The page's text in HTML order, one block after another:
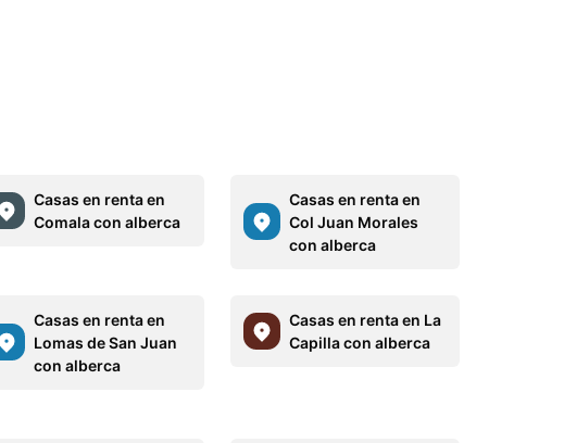
Casas en renta en
Comala con alberca
Casas en renta en
Col Juan Morales
con alberca
Casas en renta en
Lomas de San Juan
con alberca
Casas en renta en La
Capilla con alberca